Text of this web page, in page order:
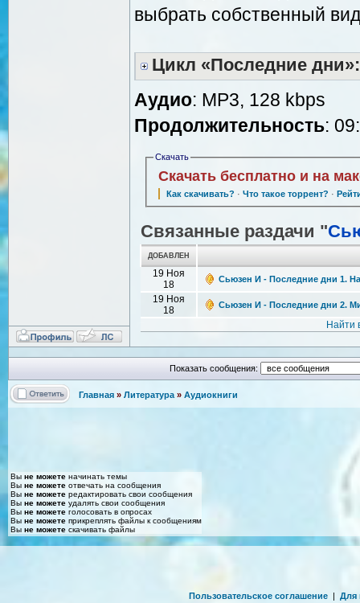
выбрать собственный
Цикл «Последние дни»:
Аудио: MP3, 128 kbps
Продолжительность:
Скачать
Скачать бесплатно и на
Как скачивать? · Что такое торрент? ·
Связанные раздачи "
ДОБАВЛЕН
19 Ноя
18
Сьюзен И - Последние дни 1.
19 Ноя
18
Сьюзен И - Последние дни 2.
Найти
Показать сообщения:
Главная » Литература » Аудиокниги
Вы не можете начинать темы
Вы не можете отвечать на сообщения
Вы не можете редактировать свои сообщения
Вы не можете удалять свои сообщения
Вы не можете голосовать в опросах
Вы не можете прикреплять файлы к сообщениям
Вы не можете скачивать файлы
Пользовательское соглашение | Для